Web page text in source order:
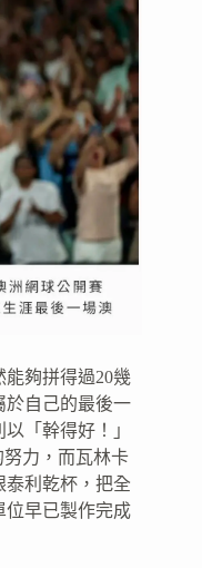
夠拼得過20幾
於自己的最後一
「幹得好！」
努力，而瓦林卡
泰利乾杯，把全
位早已製作完成